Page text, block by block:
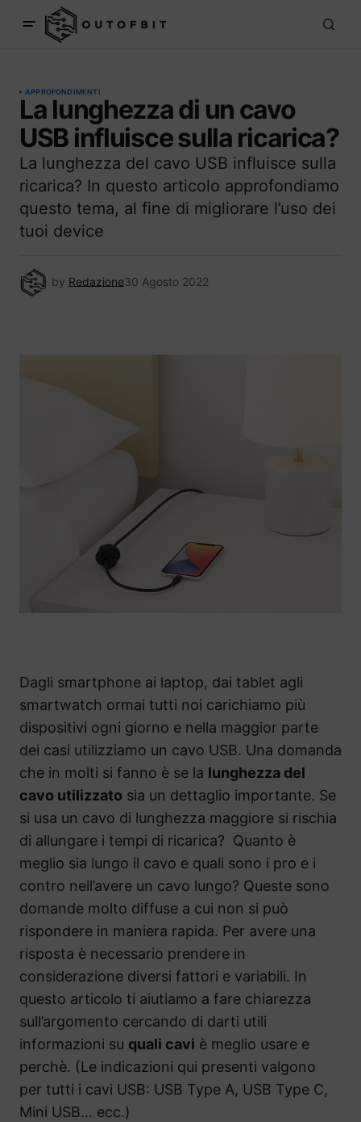
APPROFONDIMENTI
La lunghezza di un cavo
USB influisce sulla ricarica?
La lunghezza del cavo USB influisce sulla
ricarica? In questo articolo approfondiamo
questo tema, al fine di migliorare l’uso dei
tuoi device
by Redazione30 Agosto 2022
Dagli smartphone ai laptop, dai tablet agli
smartwatch ormai tutti noi carichiamo più
dispositivi ogni giorno e nella maggior parte
dei casi utilizziamo un cavo USB. Una domanda
che in molti si fanno è se la lunghezza del
cavo utilizzato sia un dettaglio importante. Se
si usa un cavo di lunghezza maggiore si rischia
di allungare i tempi di ricarica? Quanto è
meglio sia lungo il cavo e quali sono i pro e i
contro nell’avere un cavo lungo? Queste sono
domande molto diffuse a cui non si può
rispondere in maniera rapida. Per avere una
risposta è necessario prendere in
considerazione diversi fattori e variabili. In
questo articolo ti aiutiamo a fare chiarezza
sull’argomento cercando di darti utili
informazioni su quali cavi è meglio usare e
perchè. (Le indicazioni qui presenti valgono
per tutti i cavi USB: USB Type A, USB Type C,
Mini USB… ecc.)